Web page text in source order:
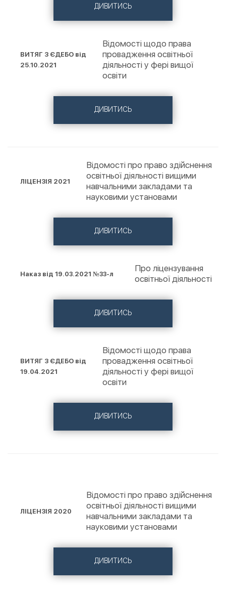
ДИВИТИСЬ
ВИТЯГ З ЄДЕБО від
25.10.2021
Відомості щодо права
провадження освітньої
діяльності у фері вищої
освіти
ДИВИТИСЬ
ЛІЦЕНЗІЯ 2021
Відомості про право здійснення
освітньої діяльності вищими
навчальними закладами та
науковими установами
ДИВИТИСЬ
Наказ від 19.03.2021 №33-л
Про ліцензування
освітньої діяльності
ДИВИТИСЬ
ВИТЯГ З ЄДЕБО від
19.04.2021
Відомості щодо права
провадження освітньої
діяльності у фері вищої
освіти
ДИВИТИСЬ
ЛІЦЕНЗІЯ 2020
Відомості про право здійснення
освітньої діяльності вищими
навчальними закладами та
науковими установами
ДИВИТИСЬ